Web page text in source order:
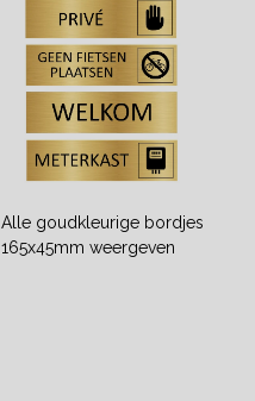
Alle goudkleurige bordjes
165x45mm weergeven